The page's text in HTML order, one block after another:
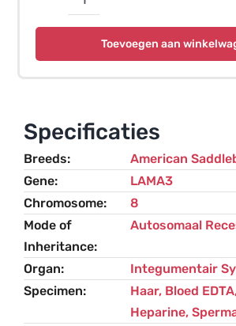
Junctionale
Epidermolysis
gerelateerd)
–
Toevoegen aan
Specificaties
Breeds
American
Gene
LAMA3
Chromosome
8
Mode of
Inheritance
Autosomaal
Organ
Integumentair
Specimen
Haar, Bloed
Heparine,